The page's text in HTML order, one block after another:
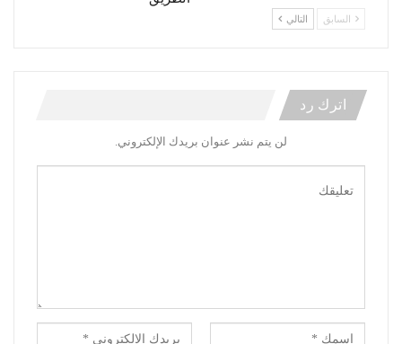
السابق التالي
اترك رد
لن يتم نشر عنوان بريدك الإلكتروني.